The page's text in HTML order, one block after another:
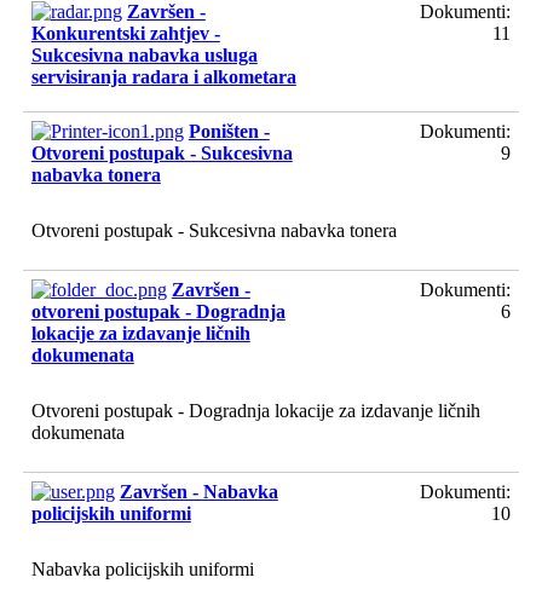
Završen -
Konkurentski zahtjev -
Sukcesivna nabavka usluga
servisiranja radara i alkometara
Dokumenti:
11
Poništen -
Otvoreni postupak - Sukcesivna
nabavka tonera
Dokumenti:
9
Otvoreni postupak - Sukcesivna nabavka tonera
Završen -
otvoreni postupak - Dogradnja
lokacije za izdavanje ličnih
dokumenata
Dokumenti:
6
Otvoreni postupak - Dogradnja lokacije za izdavanje ličnih
dokumenata
Završen - Nabavka
policijskih uniformi
Dokumenti:
10
Nabavka policijskih uniformi